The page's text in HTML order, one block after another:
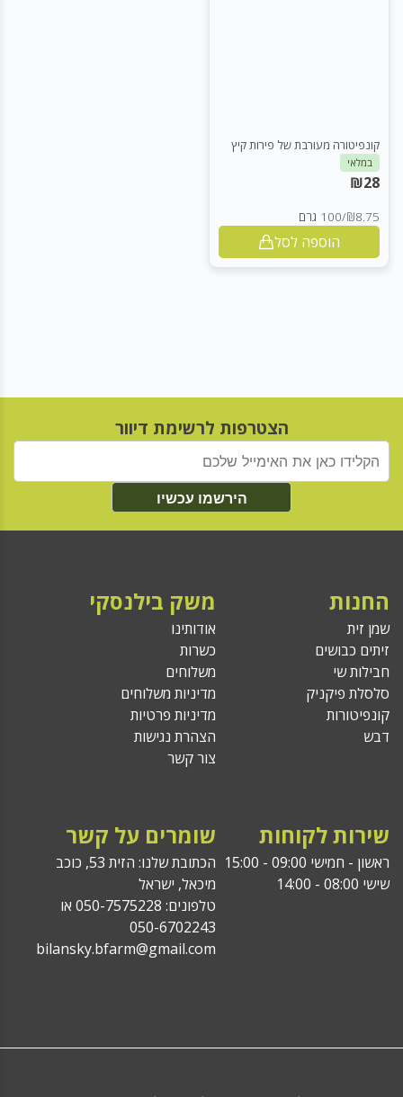
קונפיטורה מעורבת של פירות קיץ
במלאי
₪28
₪8.75
/100 גרם
הוספה לסל
הצטרפות לרשימת דיוור
הירשמו עכשיו
החנות
שמן זית
זיתים כבושים
חבילות שי
סלסלת פיקניק
קונפיטורות
דבש
משק בילנסקי
אודותינו
כשרות
משלוחים
מדיניות משלוחים
מדיניות פרטיות
הצהרת נגישות
צור קשר
שירות לקוחות
ראשון - חמישי 09:00 - 15:00
שישי 08:00 - 14:00
שומרים על קשר
הכתובת שלנו: הזית 53, כוכב
מיכאל, ישראל
טלפונים: 050-7575228 או
050-6702243
bilansky.bfarm@gmail.com